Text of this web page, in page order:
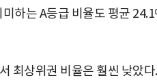
하는 A등급 비율도 평균
최상위권 비율은 훨씬 낮았